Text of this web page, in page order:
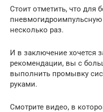
Стоит отметить, что для
несколько раз.
И в заключение хочется
рекомендации, вы с
выполнить промывку
руками.
Смотрите видео, в